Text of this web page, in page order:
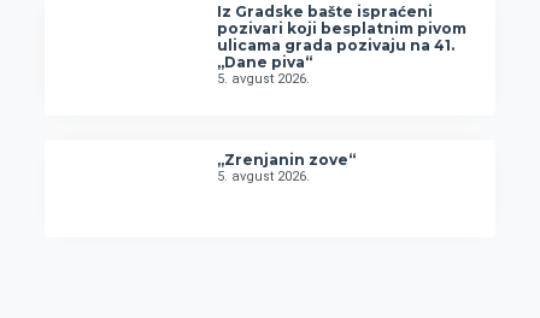
Iz Gradske bašte ispraćeni
pozivari koji besplatnim pivom
ulicama grada pozivaju na 41.
„Dane piva“
5. avgust 2026.
„Zrenjanin zove“
5. avgust 2026.